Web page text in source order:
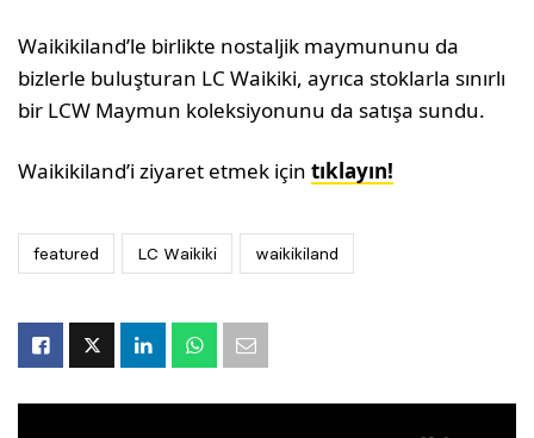
Waikikiland’le birlikte nostaljik maymununu da
bizlerle buluşturan LC Waikiki, ayrıca stoklarla sınırlı
bir LCW Maymun koleksiyonunu da satışa sundu.
Waikikiland’i ziyaret etmek içintıklayın!
featured LC Waikiki waikikiland